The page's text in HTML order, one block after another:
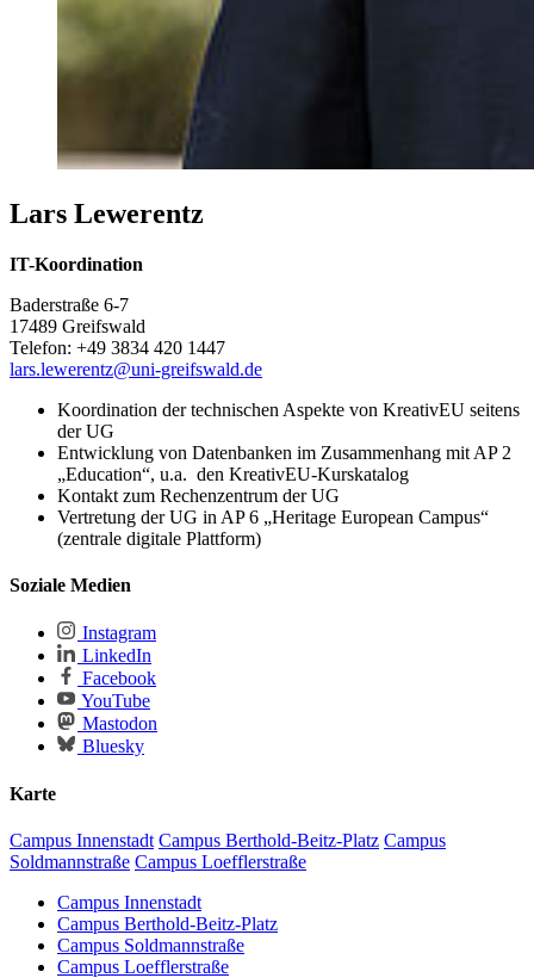
Lars Lewerentz
IT-Koordination
Baderstraße 6-7
17489 Greifswald
Telefon: +49 3834 420 1447
lars.lewerentz@uni-greifswald.de
Koordination der technischen Aspekte von KreativEU seitens
der UG
Entwicklung von Datenbanken im Zusammenhang mit AP 2
„Education“, u.a. den KreativEU-Kurskatalog
Kontakt zum Rechenzentrum der UG
Vertretung der UG in AP 6 „Heritage European Campus“
(zentrale digitale Plattform)
Soziale Medien
Instagram
LinkedIn
Facebook
YouTube
Mastodon
Bluesky
Karte
Campus Innenstadt Campus Berthold-Beitz-Platz Campus
Soldmannstraße Campus Loefflerstraße
Campus Innenstadt
Campus Berthold-Beitz-Platz
Campus Soldmannstraße
Campus Loefflerstraße